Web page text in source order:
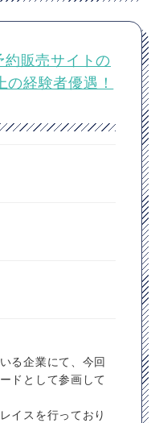
約販売サイトの
経験者優遇！
る企業にて、今回
ドとして参画して
イスを行っており